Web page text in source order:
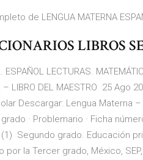
de LENGUA MATERNA
LIBROS
ESPAÑOL LECTURAS.
– LIBRO DEL MAESTRO 25
Descargar: Lengua Materna –
· Problemario · Ficha
(1) Segundo grado. Educación
por la Tercer grado, México,